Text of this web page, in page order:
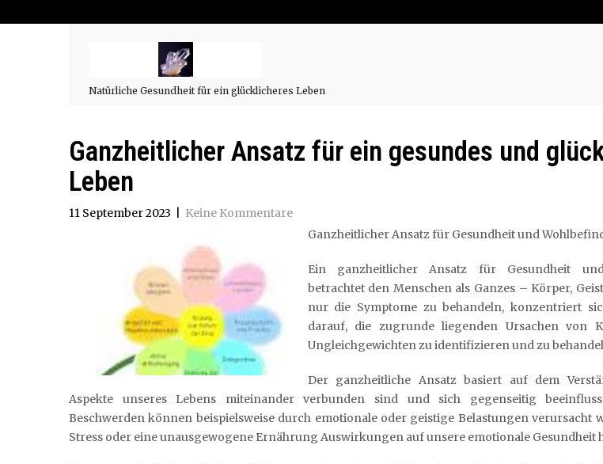
Natürliche Gesundheit für ein glücklicheres Leben
Ganzheitlicher Ansatz für ein gesundes und
Leben
11 September 2023
Keine Kommentare
Ganzheitlicher Ansatz für Gesundheit und
Ein ganzheitlicher Ansatz für Gesundheit
betrachtet den Menschen als Ganzes – Körper,
nur die Symptome zu behandeln, konzentriert
darauf, die zugrunde liegenden Ursachen von
Ungleichgewichten zu identifizieren und zu
Der ganzheitliche Ansatz basiert auf dem
Aspekte unseres Lebens miteinander verbunden sind und sich gegenseitig
Beschwerden können beispielsweise durch emotionale oder geistige Belastungen verursacht
Stress oder eine unausgewogene Ernährung Auswirkungen auf unsere emotionale Gesundheit